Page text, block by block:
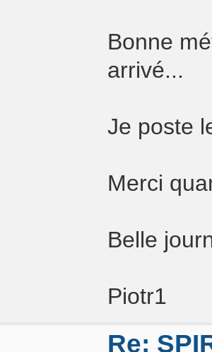
Bonne
arrivé...
Je poste
Merci
Belle
Piotr1
Re: